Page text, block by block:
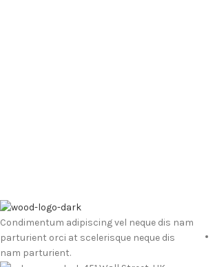
Condimentum adipiscing vel neque dis nam
parturient orci at scelerisque neque dis
nam parturient.